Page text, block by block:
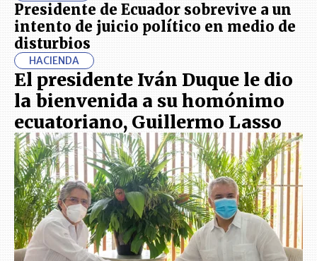
Presidente de Ecuador sobrevive a un
intento de juicio político en medio de
disturbios
HACIENDA
El presidente Iván Duque le dio
la bienvenida a su homónimo
ecuatoriano, Guillermo Lasso